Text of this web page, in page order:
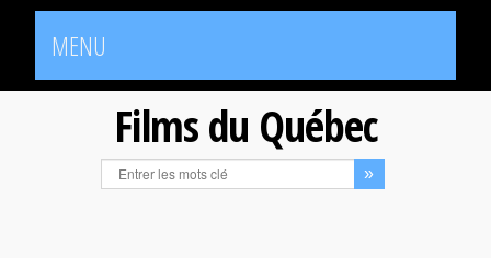
MENU
Films du Québec